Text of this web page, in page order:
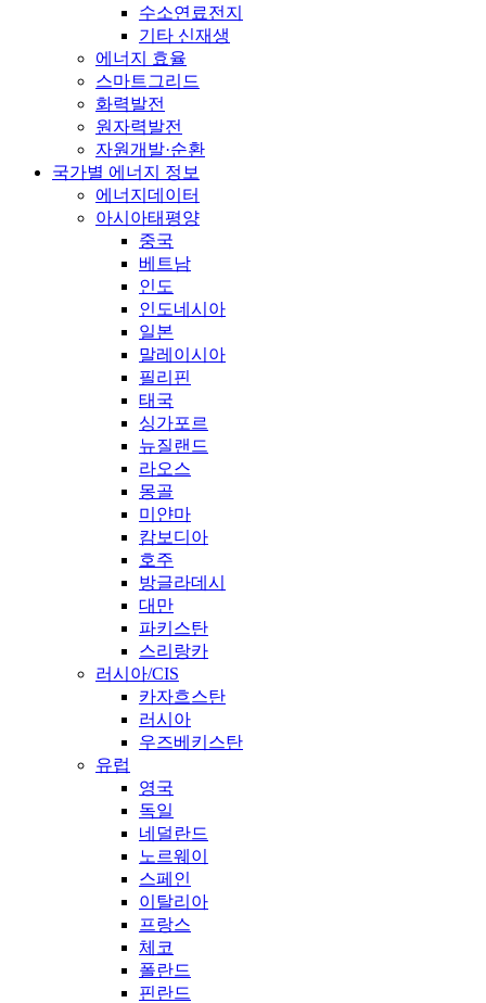
수소연료전지
기타 신재생
에너지 효율
스마트그리드
화력발전
원자력발전
자원개발·순환
국가별 에너지 정보
에너지데이터
아시아태평양
중국
베트남
인도
인도네시아
일본
말레이시아
필리핀
태국
싱가포르
뉴질랜드
라오스
몽골
미얀마
캄보디아
호주
방글라데시
대만
파키스탄
스리랑카
러시아/CIS
카자흐스탄
러시아
우즈베키스탄
유럽
영국
독일
네덜란드
노르웨이
스페인
이탈리아
프랑스
체코
폴란드
핀란드